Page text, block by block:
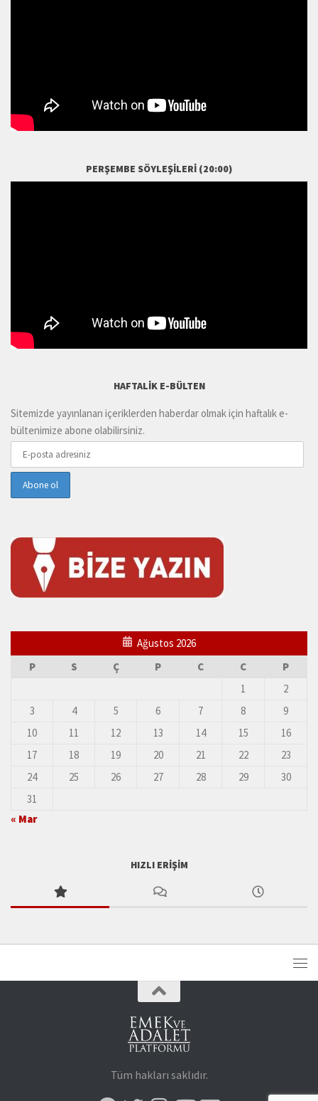
PERŞEMBE SÖYLEŞILERI (20:00)
HAFTALIK E-BÜLTEN
Sitemizde yayınlanan içeriklerden haberdar olmak için haftalık e-
bültenimize abone olabilirsiniz.
Ağustos 2026
P
S Ç P C C
P
1
2
3
4 5 6 7 8
9
10
11 12 13 14 15
16
17
18 19 20 21 22
23
24
25 26 27 28 29
30
31
« Mar
HIZLI ERIŞIM
Tüm hakları saklıdır.